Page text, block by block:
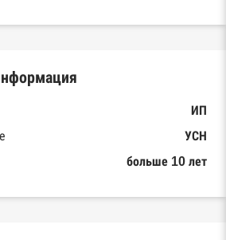
ИП
УСН
больше 10 лет